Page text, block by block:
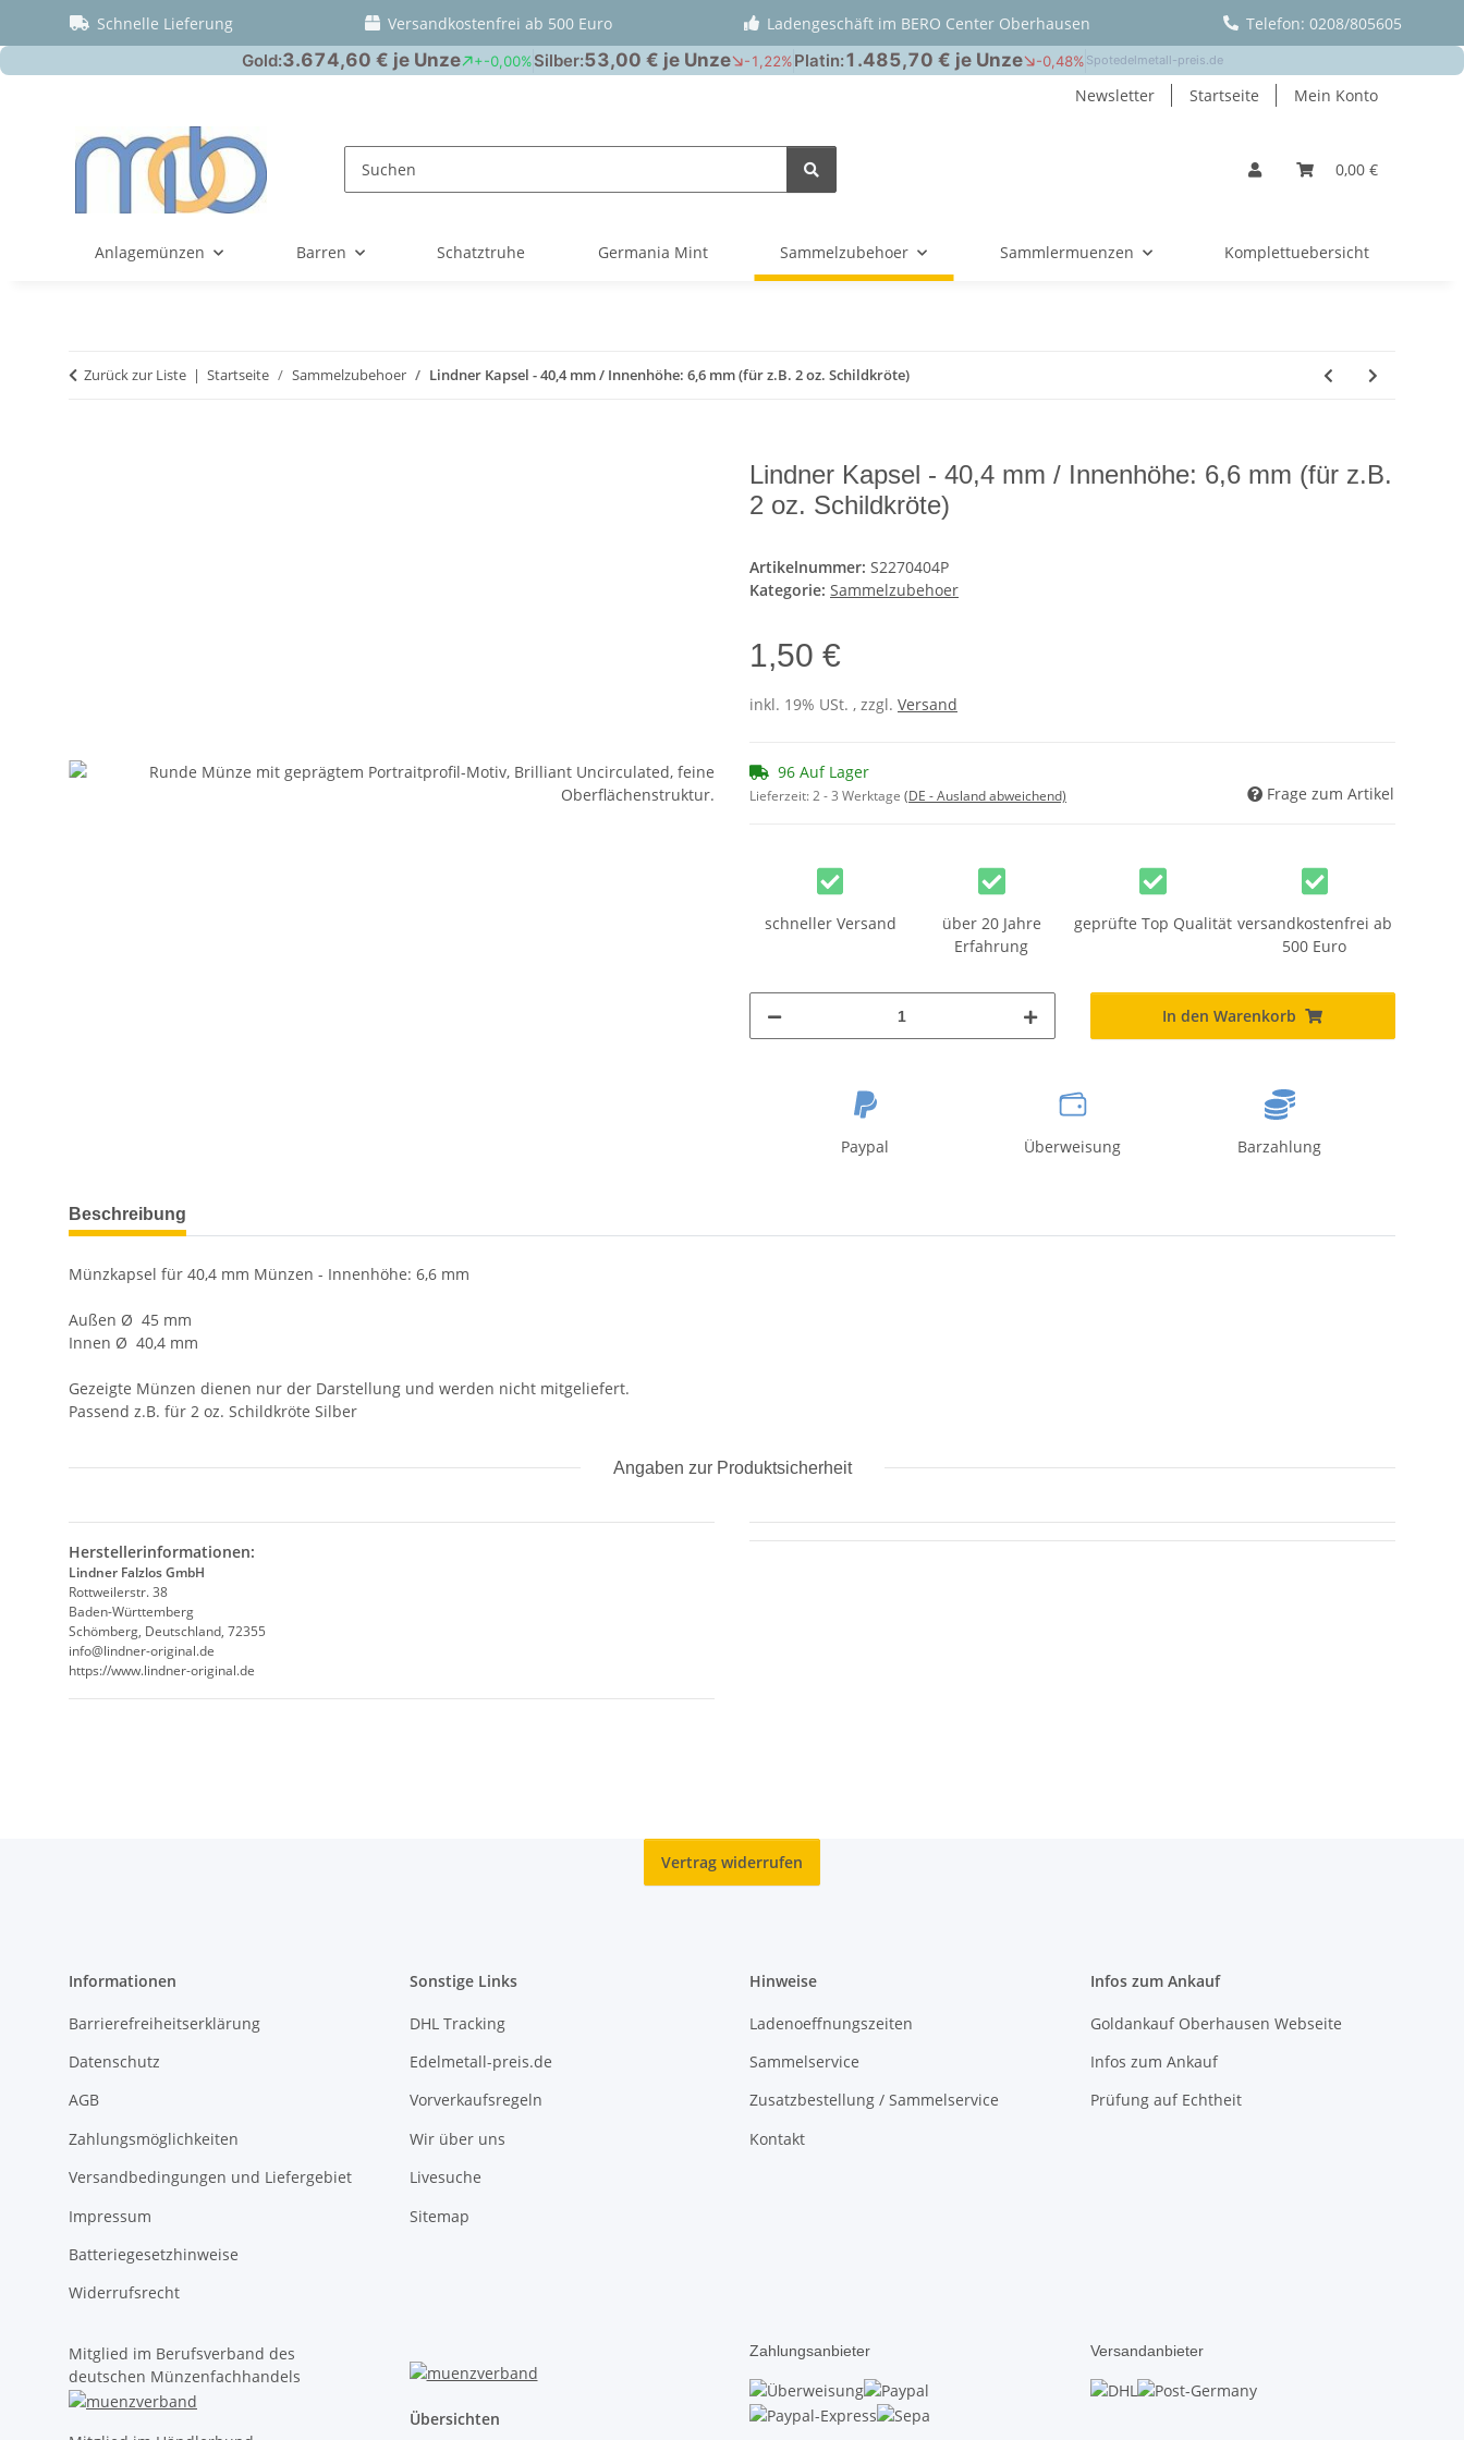
Schnelle Lieferung Versandkostenfrei ab 500 Euro Ladengeschäft im BERO Center Oberhausen Telefon: 0208/805605
Newsletter Startseite Mein Konto
0,00 €
Anlagemünzen Barren Schatztruhe Germania Mint Sammelzubehoer Sammlermuenzen Komplettuebersicht
Zurück zur Liste Startseite Sammelzubehoer Lindner Kapsel - 40,4 mm / Innenhöhe: 6,6 mm (für z.B. 2 oz. Schildkröte)
Lindner Kapsel - 40,4 mm / Innenhöhe: 6,6 mm (für z.B.
2 oz. Schildkröte)
Artikelnummer: S2270404P
Kategorie: Sammelzubehoer
1,50 €
inkl. 19% USt. , zzgl. Versand
96 Auf Lager
Lieferzeit:2 - 3 Werktage (DE - Ausland abweichend) Frage zum Artikel
schneller Versand
über 20 Jahre
Erfahrung
geprüfte Top Qualität versandkostenfrei ab
500 Euro
In den Warenkorb
Paypal Überweisung Barzahlung
weitere Registerkarten anzeigen
Beschreibung
Münzkapsel für 40,4 mm Münzen - Innenhöhe: 6,6 mm
Außen Ø 45 mm
Innen Ø 40,4 mm
Gezeigte Münzen dienen nur der Darstellung und werden nicht mitgeliefert.
Passend z.B. für 2 oz. Schildkröte Silber
Angaben zur Produktsicherheit
Herstellerinformationen:
Lindner Falzlos GmbH
Rottweilerstr. 38
Baden-Württemberg
Schömberg, Deutschland, 72355
info@lindner-original.de
https://www.lindner-original.de
Vertrag widerrufen
Informationen
Barrierefreiheitserklärung
Datenschutz
AGB
Zahlungsmöglichkeiten
Versandbedingungen und Liefergebiet
Impressum
Batteriegesetzhinweise
Widerrufsrecht
Sonstige Links
DHL Tracking
Edelmetall-preis.de
Vorverkaufsregeln
Wir über uns
Livesuche
Sitemap
Hinweise
Ladenoeffnungszeiten
Sammelservice
Zusatzbestellung / Sammelservice
Kontakt
Infos zum Ankauf
Goldankauf Oberhausen Webseite
Infos zum Ankauf
Prüfung auf Echtheit
Mitglied im Berufsverband des
deutschen Münzenfachhandels
Übersichten
Zahlungsanbieter Versandanbieter